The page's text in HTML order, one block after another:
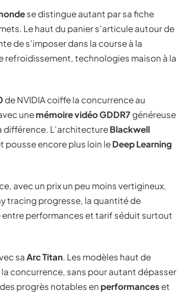
se distingue autant par sa fiche
Le haut du panier s’articule autour de
de s’imposer dans la course à la
refroidissement, technologies maison à la
de NVIDIA coiffe la concurrence au
unemémoire vidéo GDDR7 généreuse
différence. L’architectureBlackwell
pousse encore plus loin leDeep Learning
avec un prix un peu moins vertigineux,
tracing progresse, la quantité de
entre performances et tarif séduit surtout
saArc Titan. Les modèles haut de
concurrence, sans pour autant dépasser
progrès notables en performances et